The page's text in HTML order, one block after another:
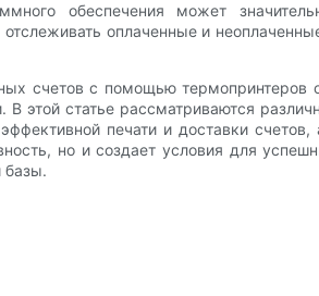
обеспечения может
отслеживать оплаченные и
счетов с помощью
этой статье рассматриваются
печати и доставки
но и создает условия для
базы.